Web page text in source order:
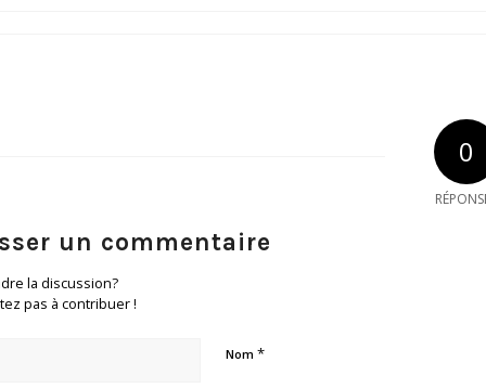
0
un commentaire
la discussion?
pas à contribuer !
Nom *